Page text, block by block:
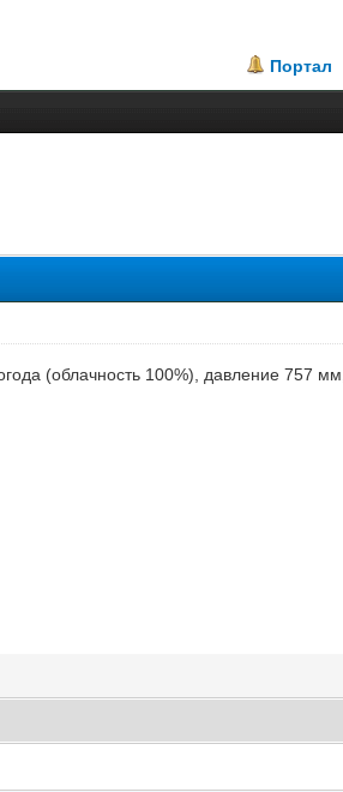
Портал
(облачность 100%), давление 757